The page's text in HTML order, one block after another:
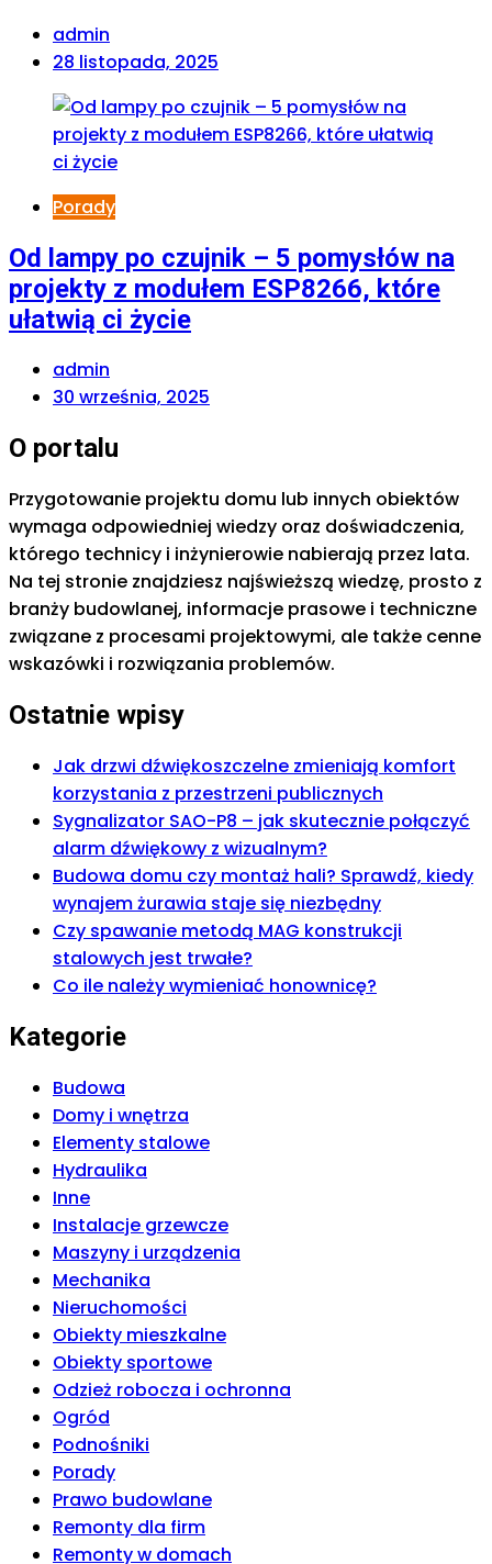
admin
28 listopada, 2025
Porady
Od lampy po czujnik – 5 pomysłów na
projekty z modułem ESP8266, które
ułatwią ci życie
admin
30 września, 2025
O portalu
Przygotowanie projektu domu lub innych obiektów
wymaga odpowiedniej wiedzy oraz doświadczenia,
którego technicy i inżynierowie nabierają przez lata.
Na tej stronie znajdziesz najświeższą wiedzę, prosto z
branży budowlanej, informacje prasowe i techniczne
związane z procesami projektowymi, ale także cenne
wskazówki i rozwiązania problemów.
Ostatnie wpisy
Jak drzwi dźwiękoszczelne zmieniają komfort
korzystania z przestrzeni publicznych
Sygnalizator SAO-P8 – jak skutecznie połączyć
alarm dźwiękowy z wizualnym?
Budowa domu czy montaż hali? Sprawdź, kiedy
wynajem żurawia staje się niezbędny
Czy spawanie metodą MAG konstrukcji
stalowych jest trwałe?
Co ile należy wymieniać honownicę?
Kategorie
Budowa
Domy i wnętrza
Elementy stalowe
Hydraulika
Inne
Instalacje grzewcze
Maszyny i urządzenia
Mechanika
Nieruchomości
Obiekty mieszkalne
Obiekty sportowe
Odzież robocza i ochronna
Ogród
Podnośniki
Porady
Prawo budowlane
Remonty dla firm
Remonty w domach